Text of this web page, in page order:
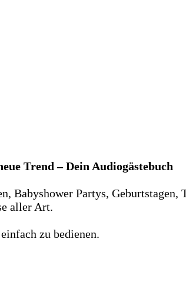
Trend – Dein Audiogästebuch
Babyshower Partys, Geburtstagen,
aller Art.
zu bedienen.